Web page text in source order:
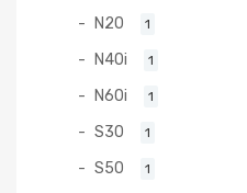
N20 1
N40i 1
N60i 1
S30 1
S50 1